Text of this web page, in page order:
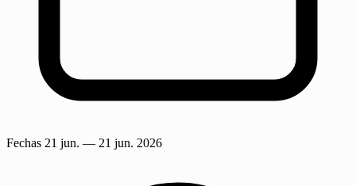
Fechas 21 jun. — 21 jun. 2026